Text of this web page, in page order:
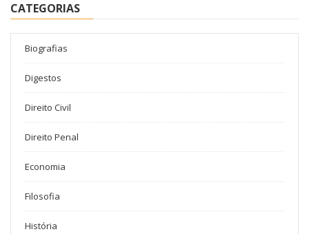
CATEGORIAS
Biografias
Digestos
Direito Civil
Direito Penal
Economia
Filosofia
História